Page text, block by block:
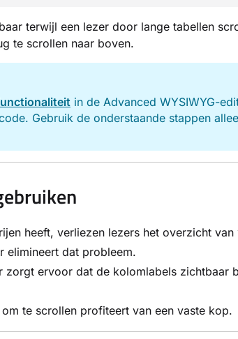
terwijl een lezer door lange tabellen
te scrollen naar boven.
in de Advanced WYSIWYG-
Gebruik de onderstaande stappen
heeft, verliezen lezers het overzicht
elimineert dat probleem.
ervoor dat de kolomlabels zichtbaar
te scrollen profiteert van een vaste kop.